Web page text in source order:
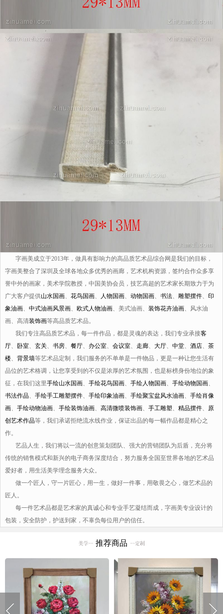
字画美成立于2013年，做具有影响力的高品质艺术品综合网是我们的目标，
字画美整合了深圳及全球各地众多优秀的画廊，艺术机构资源，签约合作众多享
誉中外的画家，美术学院教授，中国美协会员，技艺高超的艺术家长期致力于为
广大客户提供山水国画 花鸟国画 人物国画 动物国画 书法 雕塑摆件
印
象油画
中式油画风景画 欧式人物油画 、美式油画、 装饰花卉油画 、风水油
画、高清装饰画等高品质艺术品。
我们专注高品质艺术品，每一件作品，都是灵魂的表达，我们专业承接客
厅
卧室 玄关 书房 餐厅 办公室 会议室 走廊 大厅 中堂 酒店
茶
楼
背景墙等艺术品定制，我们服务的不单单是一件物品，更是一种让您生活有
品位的艺术格调，让您享受到的不仅是浓厚的艺术氛围，也是标榜身份地位的象
征，在我们这里手绘山水国画 手绘花鸟国画 手绘人物国画 手绘动物国画
书法作品
手绘手工雕塑摆件 手绘印象油画 手绘聚宝盆风水油画
手绘肖像
画
手绘动物油画 手绘装饰油画 高清微喷装饰画 手工雕塑 精品摆件
原
创艺术作品等，我们承诺拒绝流水线作业，保证出品的每一幅作品都是精心之
作。
艺品人生，我们将以一流的创意策划团队、强大的营销团队为后盾，充分将
传统的销售模式和新兴的电子商务深度结合，努力服务全国至世界各地的艺术品
爱好者，用生活美学理念服务大众。
做一个匠人，守一片匠心，用一生，做好一件事，用敬畏之心，做艺术品的
匠人。
每一件艺术品都是艺术家的真诚心和专业手艺凝结而成，字画美专业设计的
包装，安全防护，护送到家，不辜负每位用户的信任。
推荐商品